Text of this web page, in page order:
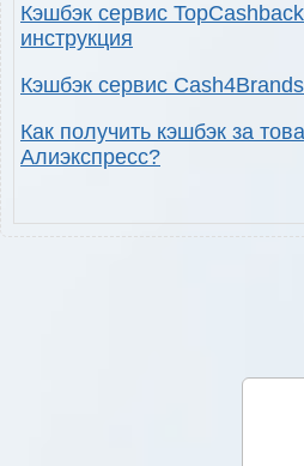
Кэшбэк сервис
инструкция
Кэшбэк сервис
Как получить кэшбэк за
Алиэкспресс?